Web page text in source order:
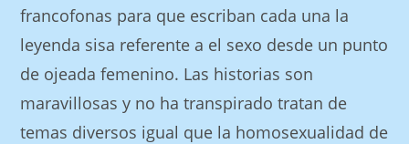
francofonas para que escriban cada una la
leyenda sisa referente a el sexo desde un punto
de ojeada femenino. Las historias son
maravillosas y no ha transpirado tratan de
temas diversos igual que la homosexualidad de